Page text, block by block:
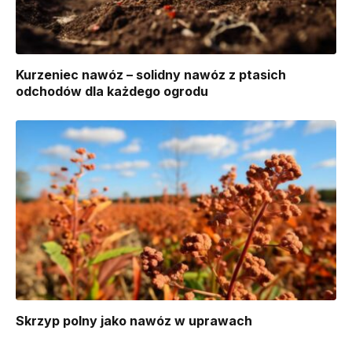
Kurzeniec nawóz – solidny nawóz z ptasich
odchodów dla każdego ogrodu
Skrzyp polny jako nawóz w uprawach